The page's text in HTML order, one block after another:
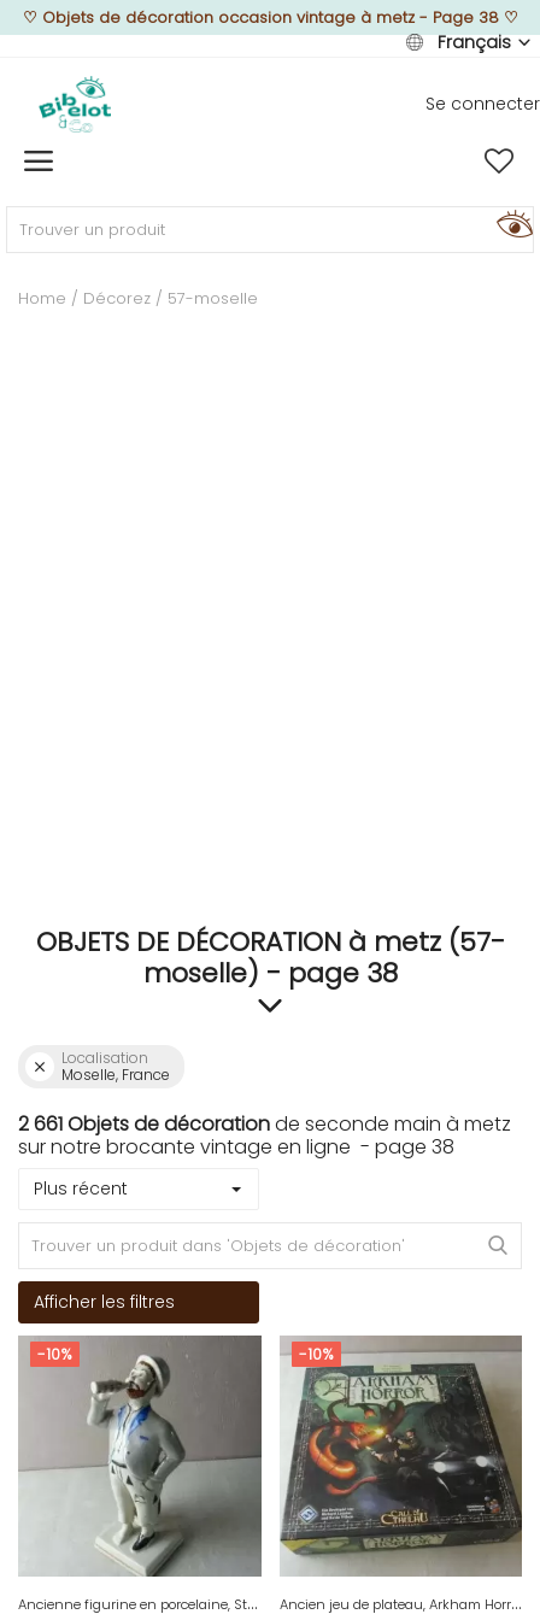
♡ Objets de décoration occasion vintage à metz - Page 38♡
Français
Se connecter
Home
MEUBLEZ
Home Décorez 57-moselle
OBJETS DE DÉCORATION à metz (57-
moselle) - page 38
Localisation
Moselle, France
2 661 Objets de décorationde seconde main à metz
sur notre brocante vintage en ligne - page 38
Plus récent
Afficher les filtres
-10%
A
ncienne figurine en porcelaine, Steatyt Katowice, Pologne
-10%
A
ncien jeu de plateau, Arkham Horror, A Call of Cthulhu, Boardgame, Deutsch 2006